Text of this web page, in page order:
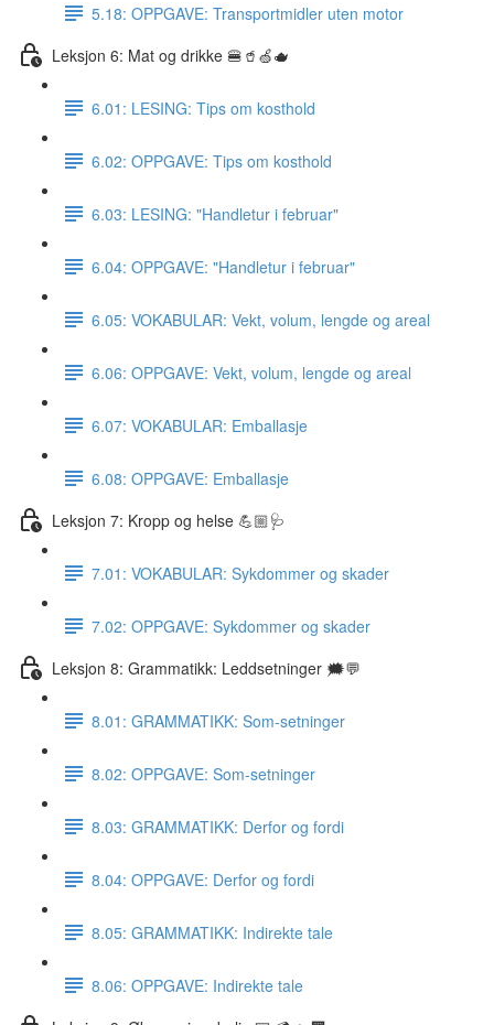
5.18: OPPGAVE: Transportmidler uten motor
Leksjon 6: Mat og drikke 🍔🥤🍏🫖
6.01: LESING: Tips om kosthold
6.02: OPPGAVE: Tips om kosthold
6.03: LESING: "Handletur i februar"
6.04: OPPGAVE: "Handletur i februar"
6.05: VOKABULAR: Vekt, volum, lengde og areal
6.06: OPPGAVE: Vekt, volum, lengde og areal
6.07: VOKABULAR: Emballasje
6.08: OPPGAVE: Emballasje
Leksjon 7: Kropp og helse 💪🏼🩺
7.01: VOKABULAR: Sykdommer og skader
7.02: OPPGAVE: Sykdommer og skader
Leksjon 8: Grammatikk: Leddsetninger 🗯💬
8.01: GRAMMATIKK: Som-setninger
8.02: OPPGAVE: Som-setninger
8.03: GRAMMATIKK: Derfor og fordi
8.04: OPPGAVE: Derfor og fordi
8.05: GRAMMATIKK: Indirekte tale
8.06: OPPGAVE: Indirekte tale